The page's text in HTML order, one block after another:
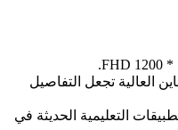
العالية تجعل التفاصيل
التعليمية الحديثة في